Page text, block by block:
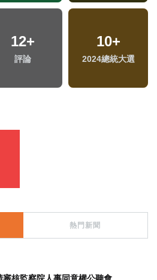
12+
評論
10+
2024總統大選
熱門新聞